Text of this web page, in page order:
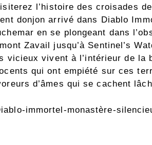
l’histoire des croisades
donjon arrivé dans Diablo
en se plongeant dans
Zavail jusqu’à Sentinel’s
vicieux vivent à l’intérieur de la
qui ont empiété sur ces
d’âmes qui se cachent